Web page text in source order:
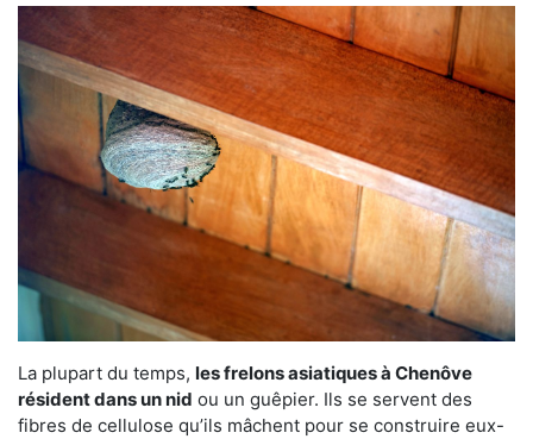
La plupart du temps, les frelons asiatiques à Chenôve
résident dans un nid ou un guêpier. Ils se servent des
fibres de cellulose qu’ils mâchent pour se construire eux-